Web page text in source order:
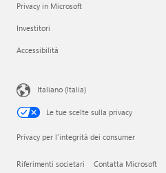
Privacy in Microsoft
Investitori
Accessibilità
Italiano (Italia)
Le tue scelte sulla privacy
Privacy per l'integrità dei consumer
Riferimenti societari Contatta Microsoft